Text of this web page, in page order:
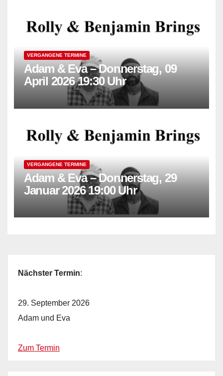
VERGANGENE TERMINE
Adam & Eva – Donnerstag, 09
April 2026 19:30 Uhr
VERGANGENE TERMINE
Adam & Eva – Donnerstag, 29
Januar 2026 19:00 Uhr
Nächster Termin:
29. September 2026
Adam und Eva
Zum Termin